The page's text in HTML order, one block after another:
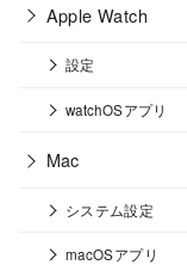
Apple Watch
設定
watchOSアプリ
Mac
システム設定
macOSアプリ